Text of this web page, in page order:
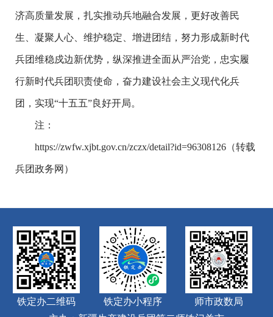
济高质量发展，扎实推动兵地融合发展，更好改善民
生、凝聚人心、维护稳定、增进团结，努力形成新时代
兵团维稳戍边新优势，纵深推进全面从严治党，忠实履
行新时代兵团职责使命，奋力建设社会主义现代化兵
团，实现“十五五”良好开局。
注：
https://zwfw.xjbt.gov.cn/zczx/detail?id=96308126 （转载
兵团政务网）
铁定办二维码 铁定办小程序
师市政数局